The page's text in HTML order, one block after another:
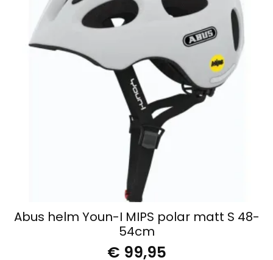
Abus helm Youn-I MIPS polar matt S 48-
54cm
€ 99,95